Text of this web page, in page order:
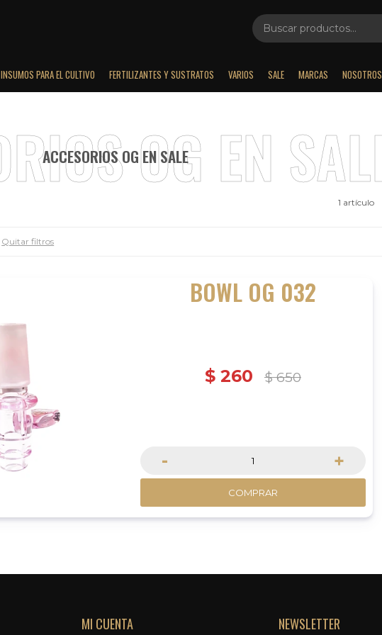
INSUMOS PARA EL CULTIVO FERTILIZANTES Y SUSTRATOS VARIOS SALE MARCAS NOSOTROS
ACCESORIOS OG EN SALE
1 artículo
Quitar filtros
BOWL OG 032
$ 260 $ 650
- +
COMPRAR
MI CUENTA NEWSLETTER